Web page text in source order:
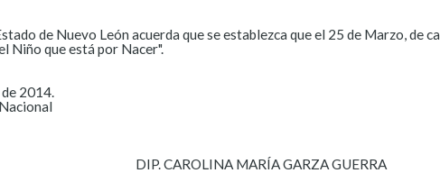
de Nuevo León acuerda que se establezca que el 25 de Marzo, de
Niño que está por Nacer".
2014.
DIP. CAROLINA MARÍA GARZA GUERRA